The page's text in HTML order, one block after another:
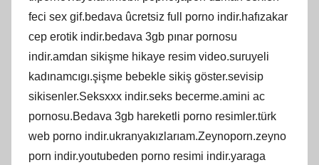
feci sex gif.bedava ûcretsiz full porno indir.hafızakar
cep erotik indir.bedava 3gb pınar pornosu
indir.amdan sikişme hikaye resim video.suruyeli
kadınamcıgı.şişme bebekle sikiş göster.sevisip
sikisenler.Seksxxx indir.seks becerme.amini ac
pornosu.Bedava 3gb hareketli porno resimler.türk
web porno indir.ukranyakızlarıam.Zeynoporn.zeyno
porn indir.youtubeden porno resimi indir.yaraga